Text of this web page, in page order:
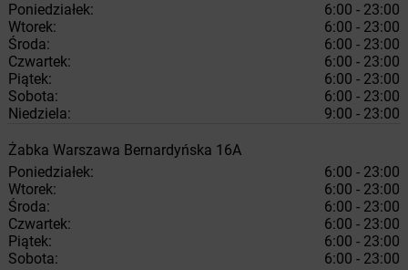
Poniedziałek:
6:00 - 23:00
Wtorek:
6:00 - 23:00
Środa:
6:00 - 23:00
Czwartek:
6:00 - 23:00
Piątek:
6:00 - 23:00
Sobota:
6:00 - 23:00
Niedziela:
9:00 - 23:00
Żabka Warszawa Bernardyńska 16A
Poniedziałek:
6:00 - 23:00
Wtorek:
6:00 - 23:00
Środa:
6:00 - 23:00
Czwartek:
6:00 - 23:00
Piątek:
6:00 - 23:00
Sobota:
6:00 - 23:00